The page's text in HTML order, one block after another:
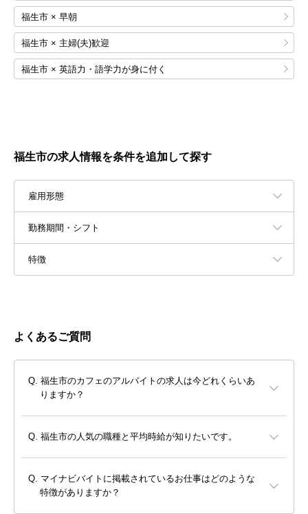
福生市 × 早朝
福生市 × 主婦(夫)歓迎
福生市 × 英語力・語学力が身に付く
福生市の求人情報を条件を追加して探す
雇用形態
勤務期間・シフト
特徴
よくあるご質問
福生市のカフェのアルバイトの求人は今どれくらいあ
りますか？
福生市の人気の職種と平均時給が知りたいです。
マイナビバイトに掲載されているお仕事はどのような
特徴がありますか？